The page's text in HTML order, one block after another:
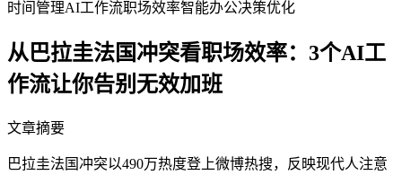
时间管理AI工作流职场效率智能办公决策优化
从巴拉圭法国冲突看职场效率：3个AI工
作流让你告别无效加班
文章摘要
巴拉圭法国冲突以490万热度登上微博热搜，反映现代人注意